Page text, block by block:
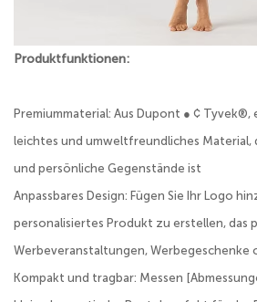
Produktfunktionen:
Premiummaterial: Aus Dupont ● ¢ Tyvek®,
leichtes und umweltfreundliches Material,
und persönliche Gegenstände ist
Anpassbares Design: Fügen Sie Ihr Logo
personalisiertes Produkt zu erstellen, das
Werbeveranstaltungen, Werbegeschenke
Kompakt und tragbar: Messen